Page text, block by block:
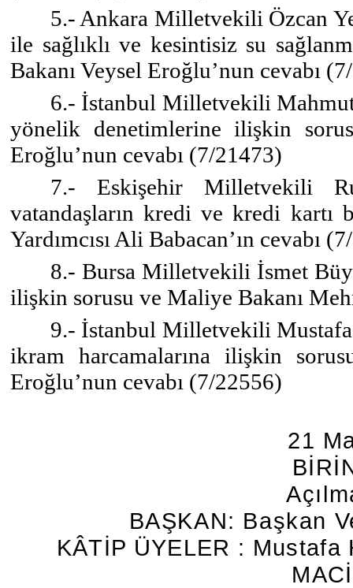
5.- Ankara Milletvekili Özcan
ile sağlıklı ve kesintisiz su
Bakanı Veysel Eroğlu’nun cevabı
6.- İstanbul Milletvekili Mahmut
yönelik denetimlerine ilişkin
Eroğlu’nun cevabı (7/21473)
7.- Eskişehir Milletvekili
vatandaşların kredi ve kredi
Yardımcısı Ali Babacan’ın cevabı
8.- Bursa Milletvekili İsmet
ilişkin sorusu ve Maliye Bakanı
9.- İstanbul Milletvekili Mustafa
ikram harcamalarına ilişkin
Eroğlu’nun cevabı (7/22556)
21
BAŞKAN: Başkan
KÂTİP ÜYELER :